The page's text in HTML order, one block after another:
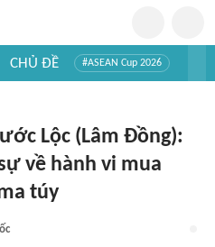
CHỦ ĐỀ #ASEAN Cup 2026
Lộc (Lâm Đồng):
về hành vi mua
túy